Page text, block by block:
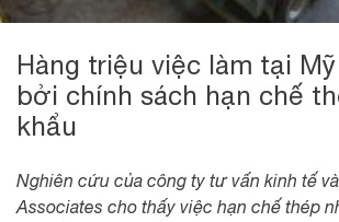
Hàng triệu việc làm tại
bởi chính sách hạn chế
khẩu
Nghiên cứu của công ty tư vấn kinh tế
Associates cho thấy việc hạn chế thép